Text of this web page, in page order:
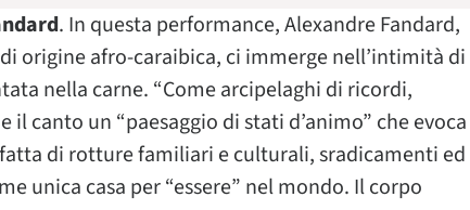
. In questa performance, Alexandre Fandard,
origine afro-caraibica, ci immerge nell’intimità di
nella carne. “Come arcipelaghi di ricordi,
canto un “paesaggio di stati d’animo” che evoca
di rotture familiari e culturali, sradicamenti ed
unica casa per “essere” nel mondo. Il corpo